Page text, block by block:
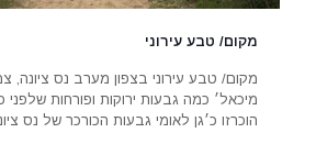
מקום/ טבע עירוני
מקום/ טבע עירוני בצפון מערב נס ציונה,
מיכאל׳ כמה גבעות ירוקות ופורחות
הוכרזו כ׳גן לאומי גבעות הכורכר של נס